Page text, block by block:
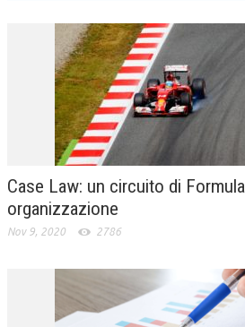
Case Law: un circuito di
organizzazione
Nov 9, 2020 2786